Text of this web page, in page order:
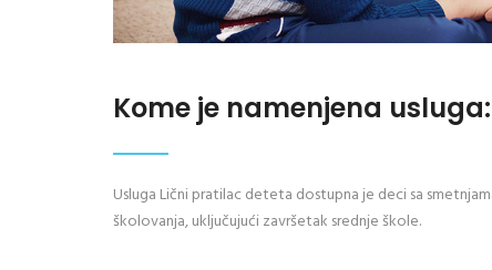
Kome je namenjena usluga:
Usluga Lični pratilac deteta dostupna je deci sa
školovanja, uključujući završetak srednje škole.